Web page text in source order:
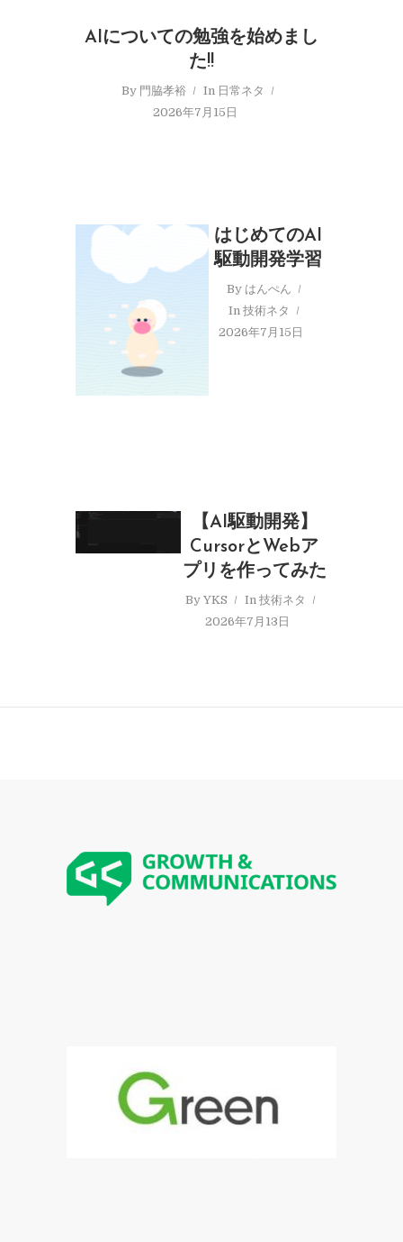
AIについての勉強を始めまし
た!!
By 門脇孝裕 In 日常ネタ
2026年7月15日
はじめてのAI
駆動開発学習
By はんぺん
In技術ネタ
2026年7月15日
【AI駆動開発】
CursorとWebア
プリを作ってみた
ByYKS In技術ネタ
2026年7月13日